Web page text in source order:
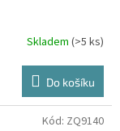
Skladem (>5 ks)
Do košíku
Kód: ZQ9140